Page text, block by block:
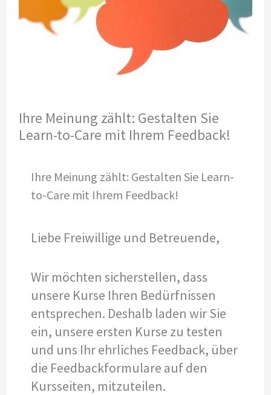
Ihre Meinung zählt: Gestalten Sie
Learn-to-Care mit Ihrem Feedback!
Ihre Meinung zählt: Gestalten Sie Learn-
to-Care mit Ihrem Feedback!
Liebe Freiwillige und Betreuende,
Wir möchten sicherstellen, dass
unsere Kurse Ihren Bedürfnissen
entsprechen. Deshalb laden wir Sie
ein, unsere ersten Kurse zu testen
und uns Ihr ehrliches Feedback, über
die Feedbackformulare auf den
Kursseiten, mitzuteilen.